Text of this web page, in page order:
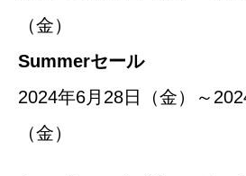
（金）
Summerセール
2024年6月28日（金）～
（金）